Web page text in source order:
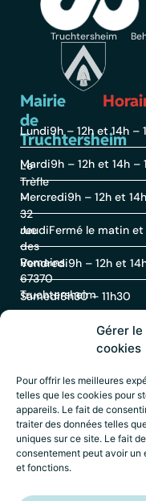
Gérer
cookies
Pour offrir les meilleures
telles que les cookies pour
appareils. Le fait de
traiter des données telles
uniques sur ce site. Le fait
consentement peut avoir
et fonctions.
Truchtersheim
Mairie
de
Truchtersheim
Le
Trèfle
–
32
rue
des
Romains
67370
Truchtersheim
Contact
03
88
69
60
30
Lundi9h – 12h et 14h –
Mardi9h – 12h et 14h –
Mercredi9h – 12h et
JeudiFermé le matin et
Vendredi9h – 12h et
Samedi8h30 – 11h30